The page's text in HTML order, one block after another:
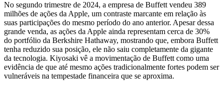
No segundo trimestre de 2024, a empresa de Buffett vendeu 389
milhões de ações da Apple, um contraste marcante em relação às
suas participações do mesmo período do ano anterior. Apesar dessa
grande venda, as ações da Apple ainda representam cerca de 30%
do portfólio da Berkshire Hathaway, mostrando que, embora Buffett
tenha reduzido sua posição, ele não saiu completamente da gigante
da tecnologia. Kiyosaki vê a movimentação de Buffett como uma
evidência de que até mesmo ações tradicionalmente fortes podem ser
vulneráveis na tempestade financeira que se aproxima.